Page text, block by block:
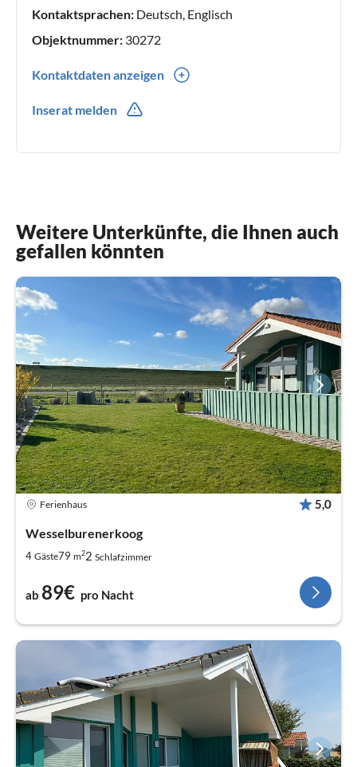
Kontaktsprachen: Deutsch, Englisch
Objektnummer: 30272
Kontaktdaten anzeigen
Inserat melden
Weitere Unterkünfte, die Ihnen auch
gefallen könnten
Ferienhaus 5,0
Wesselburenerkoog
4 Gäste79 m22 Schlafzimmer
ab 89€ pro Nacht